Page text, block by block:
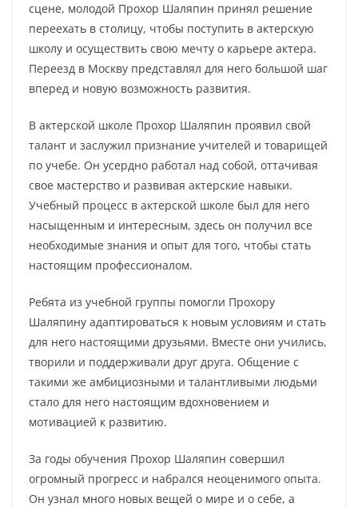
сцене, молодой Прохор Шаляпин принял решение
переехать в столицу, чтобы поступить в актерскую
школу и осуществить свою мечту о карьере актера.
Переезд в Москву представлял для него большой шаг
вперед и новую возможность развития.
В актерской школе Прохор Шаляпин проявил свой
талант и заслужил признание учителей и товарищей
по учебе. Он усердно работал над собой, оттачивая
свое мастерство и развивая актерские навыки.
Учебный процесс в актерской школе был для него
насыщенным и интересным, здесь он получил все
необходимые знания и опыт для того, чтобы стать
настоящим профессионалом.
Ребята из учебной группы помогли Прохору
Шаляпину адаптироваться к новым условиям и стать
для него настоящими друзьями. Вместе они учились,
творили и поддерживали друг друга. Общение с
такими же амбициозными и талантливыми людьми
стало для него настоящим вдохновением и
мотивацией к развитию.
За годы обучения Прохор Шаляпин совершил
огромный прогресс и набрался неоценимого опыта.
Он узнал много новых вещей о мире и о себе, а